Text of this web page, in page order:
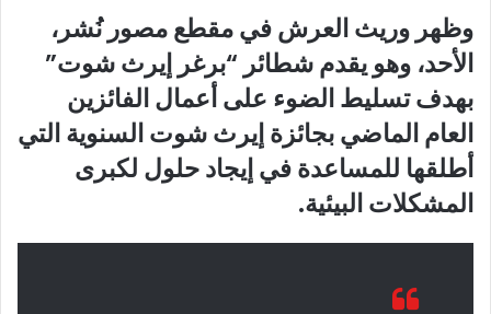
وظهر وريث العرش في مقطع مصور نُشر،
الأحد، وهو يقدم شطائر “برغر إيرث شوت”
بهدف تسليط الضوء على أعمال الفائزين
العام الماضي بجائزة إيرث شوت السنوية التي
أطلقها للمساعدة في إيجاد حلول لكبرى
المشكلات البيئية.